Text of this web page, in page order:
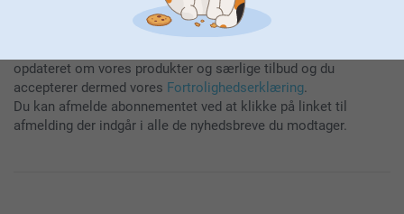
opdateret om vores produkter og særlige tilbud og du
accepterer dermed vores Fortrolighedserklæring.
Du kan afmelde abonnementet ved at klikke på linket til
afmelding der indgår i alle de nyhedsbreve du modtager.